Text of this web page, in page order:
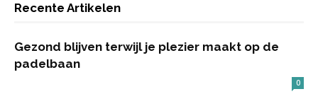
Recente Artikelen
Gezond blijven terwijl je plezier maakt op de
padelbaan
0